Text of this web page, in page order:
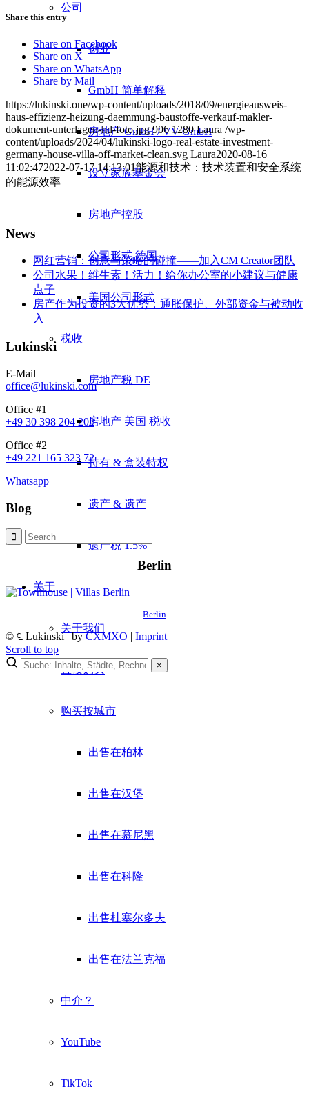
公司
创业
GmbH 简单解释
房地产 GmbH / VV GmbH
设立家族基金会
房地产控股
公司形式 德国
美国公司形式
税收
房地产税 DE
房地产 美国 税收
持有 & 盒装特权
遗产 & 遗产
遗产税 1.5%
关于
关于我们
直接购买
购买按城市
出售在柏林
出售在汉堡
出售在慕尼黑
出售在科隆
出售杜塞尔多夫
出售在法兰克福
中介？
YouTube
TikTok
Share this entry
Share on Facebook
Share on X
Share on WhatsApp
Share by Mail
https://lukinski.one/wp-content/uploads/2018/09/energieausweis-
haus-effizienz-heizung-daemmung-baustoffe-verkauf-makler-
dokument-unterlagen-hd-foto.jpg 906 1280 Laura /wp-
content/uploads/2024/04/lukinski-logo-real-estate-investment-
germany-house-villa-off-market-clean.svg Laura2020-08-16
11:02:472022-07-17 14:13:01能源和技术：技术装置和安全系统
的能源效率
News
网红营销：创意与策略的碰撞——加入CM Creator团队
公司水果！维生素！活力！给你办公室的小建议与健康
点子
房产作为投资的3大优势：通胀保护、外部资金与被动收
入
Lukinski
E-Mail
office@lukinski.com
Office #1
+49 30 398 204 202
Office #2
+49 221 165 323 72
Whatsapp
Blog
Berlin
Berlin
© ℄ Lukinski | byCXMXO
Imprint
Scroll to top
×